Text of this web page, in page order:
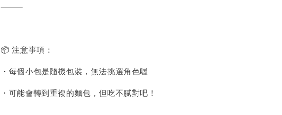
⸻
📦 注意事項：
・每個小包是隨機包裝，無法挑選角色喔
・可能會轉到重複的麵包，但吃不膩對吧！